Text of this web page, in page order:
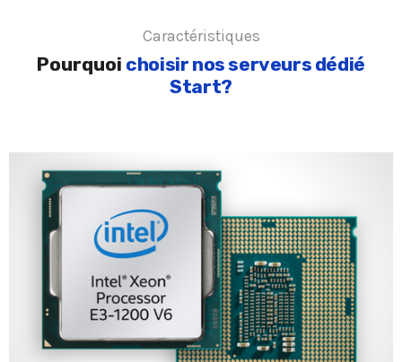
Caractéristiques
Pourquoi choisir nos serveurs dédié
Start?